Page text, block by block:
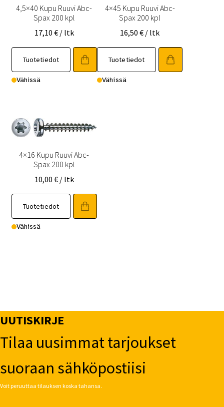
4,5×40 Kupu Ruuvi Abc-
Spax 200 kpl
17,10 € / ltk
Tuotetiedot
Vähissä
4×45 Kupu Ruuvi Abc-
Spax 200 kpl
16,50€ / ltk
Tuotetiedot
Vähissä
4×16 Kupu Ruuvi Abc-
Spax 200 kpl
10,00 € / ltk
Tuotetiedot
Vähissä
UUTISKIRJE
Tilaa uusimmat tarjoukset
suoraan sähköpostiisi
Voit peruuttaa tilauksen koska tahansa.